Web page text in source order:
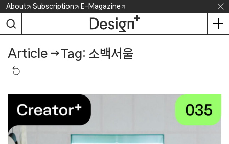
Skip
content
About Subscription E-Magazine
Article →Tag: 소백서울